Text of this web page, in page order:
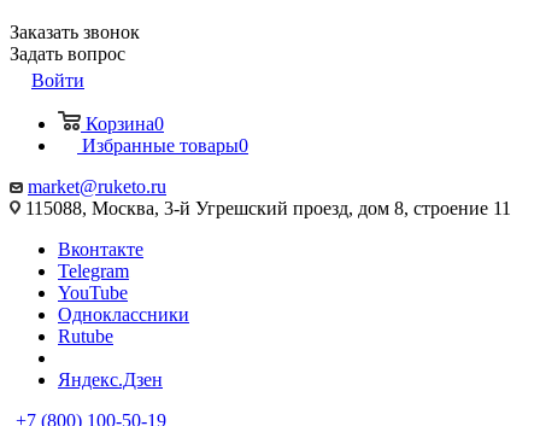
Заказать звонок
Задать вопрос
Войти
Корзина0
Избранные товары0
market@ruketo.ru
115088, Москва, 3-й Угрешский проезд, дом 8, строение 11
Вконтакте
Telegram
YouTube
Одноклассники
Rutube
Яндекс.Дзен
+7 (800) 100-50-19